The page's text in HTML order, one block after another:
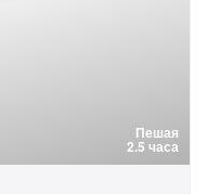
Пешая
2.5 часа